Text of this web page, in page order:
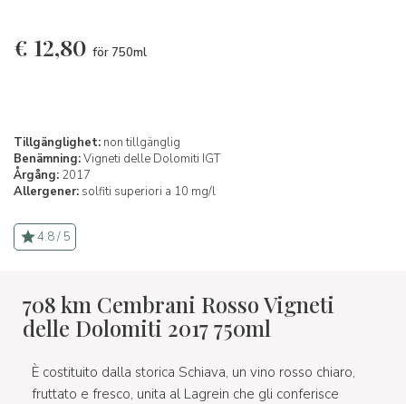
€ 12,80 för 750ml
Tillgänglighet: non tillgänglig
Benämning:Vigneti delle Dolomiti IGT
Årgång: 2017
Allergener: solfiti superiori a 10 mg/l
4.8 / 5
708 km Cembrani Rosso Vigneti
delle Dolomiti 2017 750ml
È costituito dalla storica Schiava, un vino rosso chiaro,
fruttato e fresco, unita al Lagrein che gli conferisce